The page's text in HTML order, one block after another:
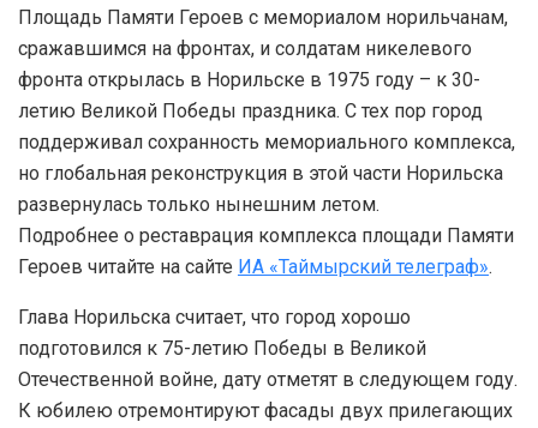
Площадь Памяти Героев с мемориалом норильчанам,
сражавшимся на фронтах, и солдатам никелевого
фронта открылась в Норильске в 1975 году – к 30-
летию Великой Победы праздника. С тех пор город
поддерживал сохранность мемориального комплекса,
но глобальная реконструкция в этой части Норильска
развернулась только нынешним летом.
Подробнее о реставрация комплекса площади Памяти
Героев читайте на сайте ИА «Таймырский телеграф».
Глава Норильска считает, что город хорошо
подготовился к 75-летию Победы в Великой
Отечественной войне, дату отметят в следующем году.
К юбилею отремонтируют фасады двух прилегающих